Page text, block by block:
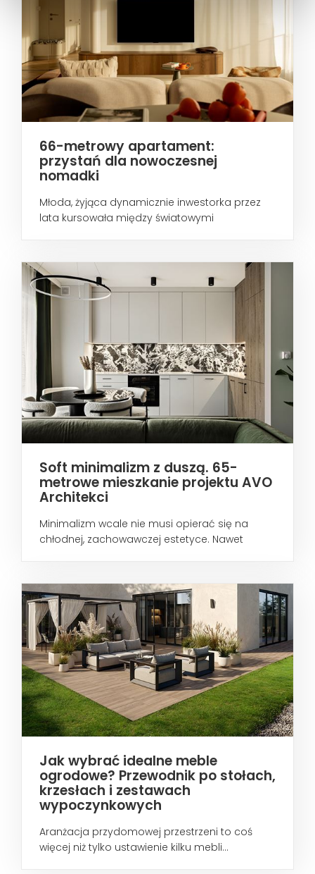
66-metrowy apartament:
przystań dla nowoczesnej
nomadki
Młoda, żyjąca dynamicznie inwestorka przez
lata kursowała między światowymi
Soft minimalizm z duszą. 65-
metrowe mieszkanie projektu AVO
Architekci
Minimalizm wcale nie musi opierać się na
chłodnej, zachowawczej estetyce. Nawet
Jak wybrać idealne meble
ogrodowe? Przewodnik po stołach,
krzesłach i zestawach
wypoczynkowych
Aranżacja przydomowej przestrzeni to coś
więcej niż tylko ustawienie kilku mebli...